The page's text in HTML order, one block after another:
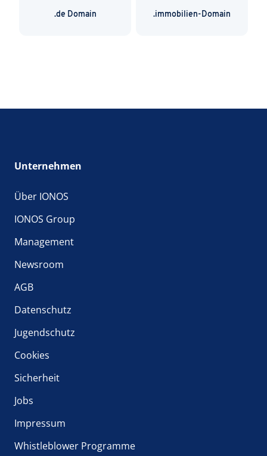
.de Domain .immobilien-Domain
Unternehmen
Über IONOS
IONOS Group
Management
Newsroom
AGB
Datenschutz
Jugendschutz
Cookies
Sicherheit
Jobs
Impressum
Whistleblower Programme